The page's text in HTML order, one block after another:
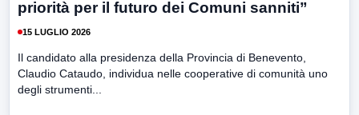
priorità per il futuro dei Comuni sanniti”
15 LUGLIO 2026
Il candidato alla presidenza della Provincia di Benevento,
Claudio Cataudo, individua nelle cooperative di comunità uno
degli strumenti...